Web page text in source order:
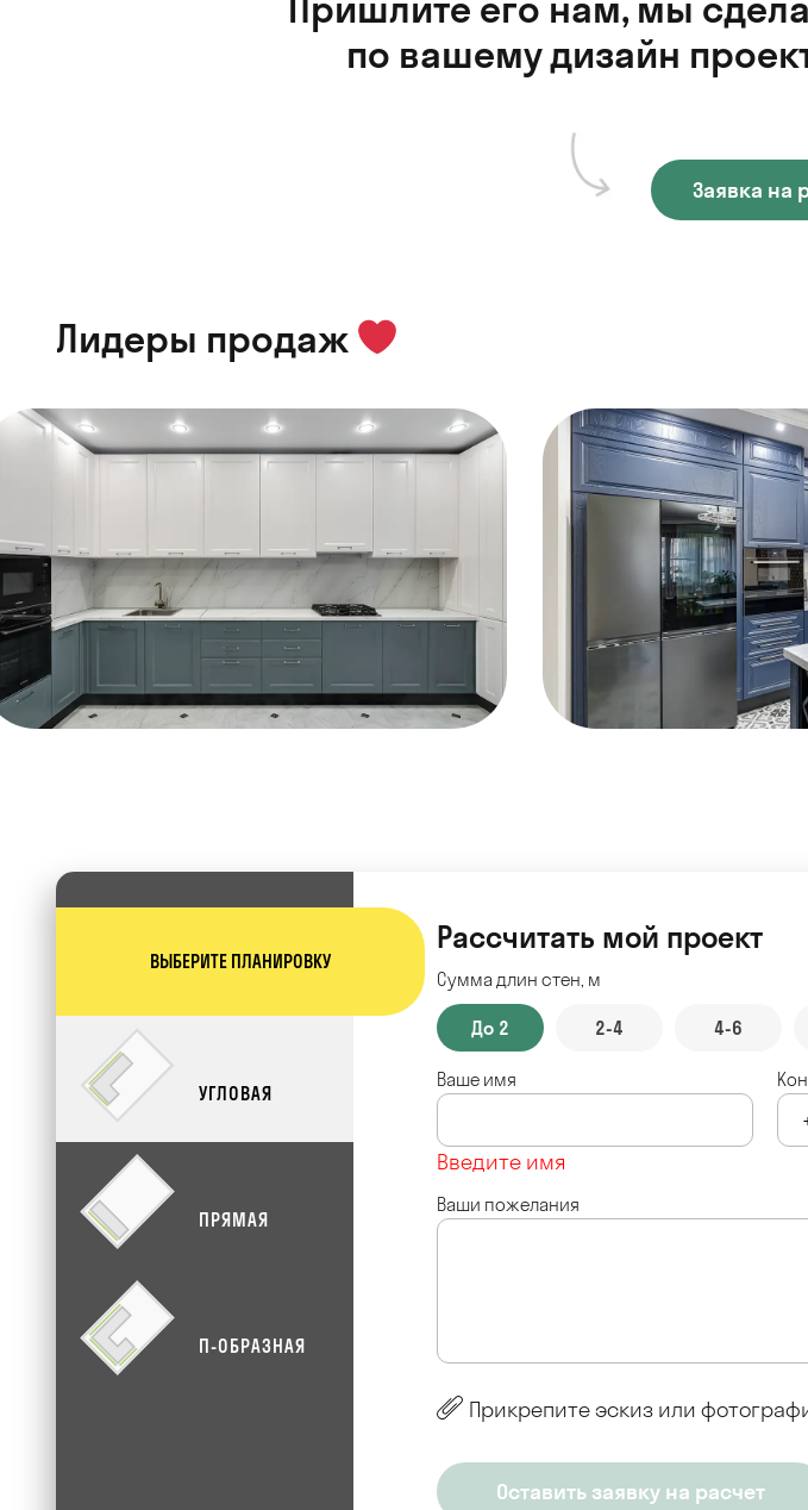
по вашему дизайн
Заявка на
Лидеры продаж
ВЫБЕРИТЕ ПЛАНИРОВКУ
УГЛОВАЯ
ПРЯМАЯ
П-ОБРАЗНАЯ
Рассчитать мой проект
Сумма длин стен, м
До 2 2-4 4-6
Ваше имя
Введите имя
Ваши пожелания
Прикрепите эскиз или